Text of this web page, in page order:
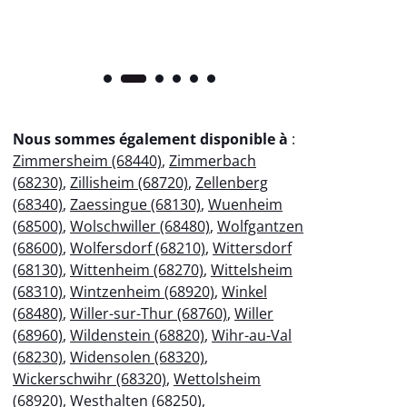
Nous sommes également disponible à :
Zimmersheim (68440), Zimmerbach
(68230), Zillisheim (68720), Zellenberg
(68340), Zaessingue (68130), Wuenheim
(68500), Wolschwiller (68480), Wolfgantzen
(68600), Wolfersdorf (68210), Wittersdorf
(68130), Wittenheim (68270), Wittelsheim
(68310), Wintzenheim (68920), Winkel
(68480), Willer-sur-Thur (68760), Willer
(68960), Wildenstein (68820), Wihr-au-Val
(68230), Widensolen (68320),
Wickerschwihr (68320), Wettolsheim
(68920), Westhalten (68250),